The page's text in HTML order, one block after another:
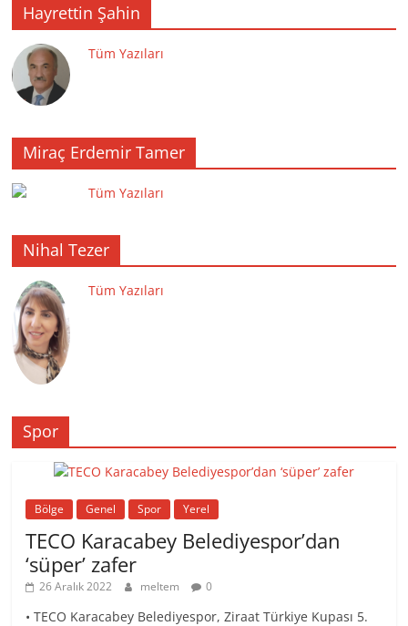
Hayrettin Şahin
Tüm Yazıları
Miraç Erdemir Tamer
Tüm Yazıları
Nihal Tezer
Tüm Yazıları
Spor
Bölge Genel Spor Yerel
TECO Karacabey Belediyespor’dan
‘süper’ zafer
26 Aralık 2022 meltem 0
• TECO Karacabey Belediyespor, Ziraat Türkiye Kupası 5.